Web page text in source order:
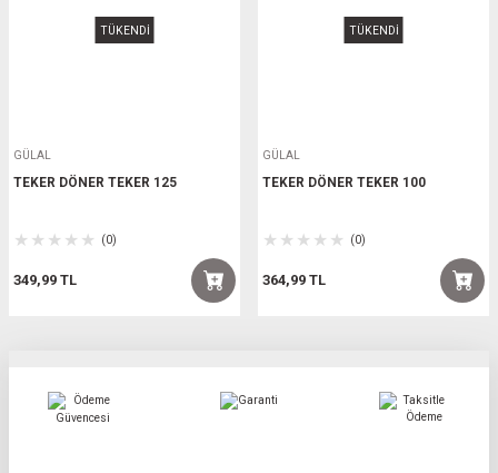
TÜKENDİ
GÜLAL
TEKER DÖNER TEKER 125
(0)
349,99 TL
TÜKENDİ
GÜLAL
TEKER DÖNER TEKER 100
(0)
364,99 TL